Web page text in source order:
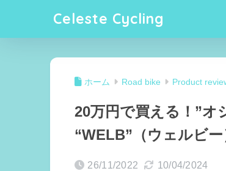
Celeste Cycling
ホーム Road bike Product
20万円で買える！”オ
“WELB”（ウェルビー
26/11/2022 10/04/2024